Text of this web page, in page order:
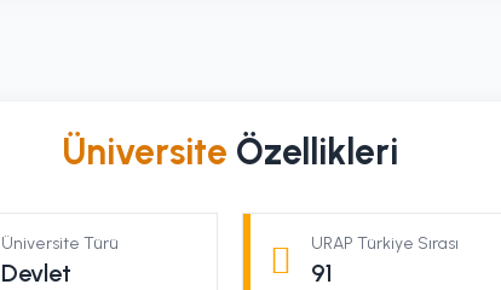
Üniversite Özellikleri
Üniversite Türü
Devlet
URAP Türkiye Sırası
91